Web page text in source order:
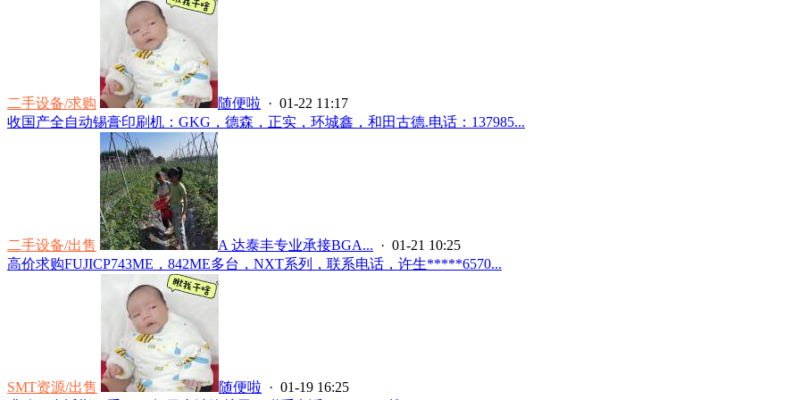
二手设备/求购 随便啦 · 01-22 11:17
收国产全自动锡膏印刷机：GKG，德森，正实，环城鑫，和田古德.电话：137985...
二手设备/出售 A 达泰丰专业承接BGA... · 01-21 10:25
高价求购FUJICP743ME，842ME多台，NXT系列，联系电话，许生*****6570...
SMT资源/出售 随便啦 · 01-19 16:25